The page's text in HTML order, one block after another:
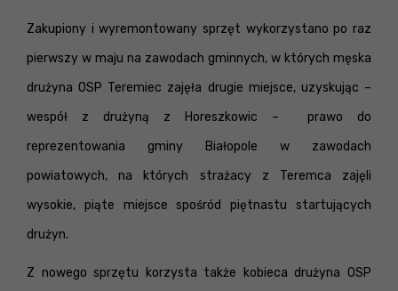
Zakupiony i wyremontowany sprzęt wykorzystano po raz
pierwszy w maju na zawodach gminnych, w których męska
drużyna OSP Teremiec zajęła drugie miejsce, uzyskując –
wespół z drużyną z Horeszkowic – prawo do
reprezentowania gminy Białopole w zawodach
powiatowych, na których strażacy z Teremca zajęli
wysokie, piąte miejsce spośród piętnastu startujących
drużyn.
Z nowego sprzętu korzysta także kobieca drużyna OSP